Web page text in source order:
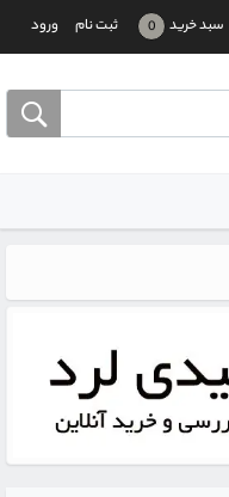
ورود ثبت نام سبد خرید 0